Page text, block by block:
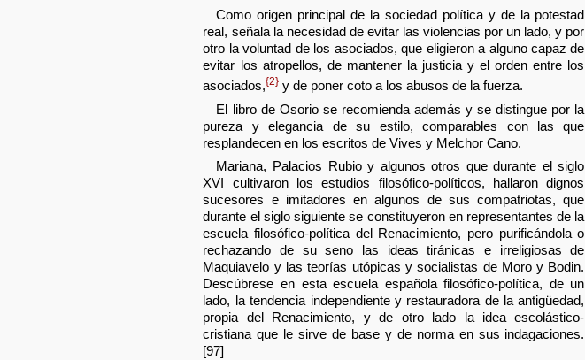
Como origen principal de la sociedad política y de la potestad
real, señala la necesidad de evitar las violencias por un lado, y por
otro la voluntad de los asociados, que eligieron a alguno capaz de
evitar los atropellos, de mantener la justicia y el orden entre los
asociados,{2} y de poner coto a los abusos de la fuerza.
El libro de Osorio se recomienda además y se distingue por la
pureza y elegancia de su estilo, comparables con las que
resplandecen en los escritos de Vives y Melchor Cano.
Mariana, Palacios Rubio y algunos otros que durante el siglo
XVI cultivaron los estudios filosófico-políticos, hallaron dignos
sucesores e imitadores en algunos de sus compatriotas, que
durante el siglo siguiente se constituyeron en representantes de la
escuela filosófico-política del Renacimiento, pero purificándola o
rechazando de su seno las ideas tiránicas e irreligiosas de
Maquiavelo y las teorías utópicas y socialistas de Moro y Bodin.
Descúbrese en esta escuela española filosófico-política, de un
lado, la tendencia independiente y restauradora de la antigüedad,
propia del Renacimiento, y de otro lado la idea escolástico-
cristiana que le sirve de base y de norma en sus indagaciones.
[97]